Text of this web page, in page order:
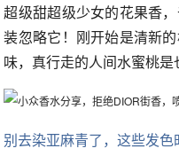
超级甜超级少女的花果香
装忽略它！刚开始是清新
味，真行走的人间水蜜桃是
别去染亚麻青了，这些发色